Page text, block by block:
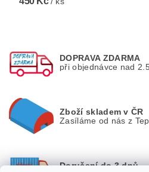
DOPRAVA ZDARMA
při objednávce nad
Zboží skladem v ČR
Zasíláme od nás z
Doručení do 3 dnů